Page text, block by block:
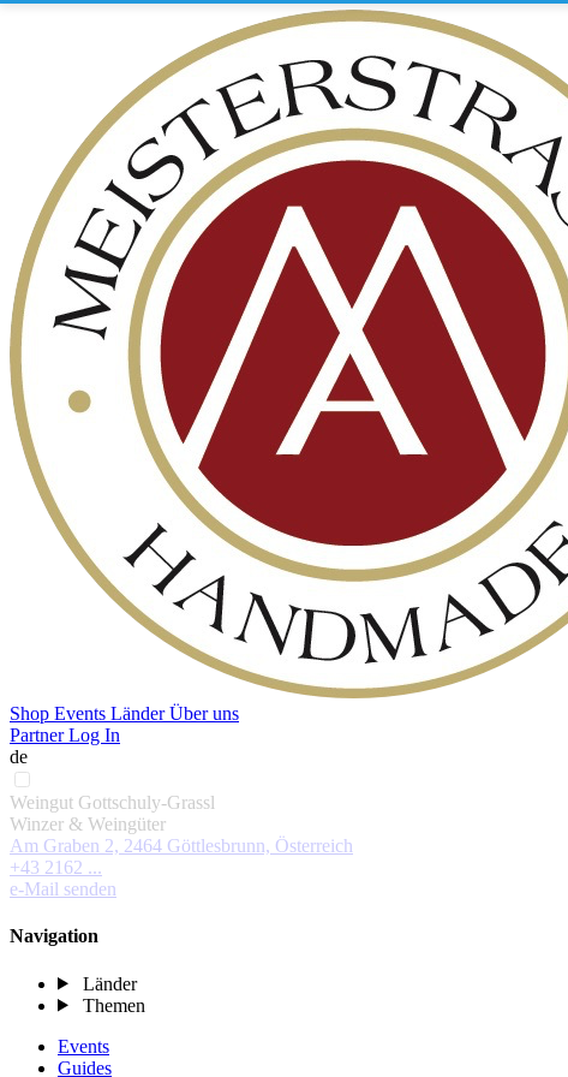
Shop Events LänderÜber uns
Partner Log In
de
Weingut Gottschuly-Grassl
Winzer & Weingüter
Am Graben 2, 2464 Göttlesbrunn, Österreich
+43 2162 ...
e-Mail senden
Navigation
Länder
Themen
Events
Guides